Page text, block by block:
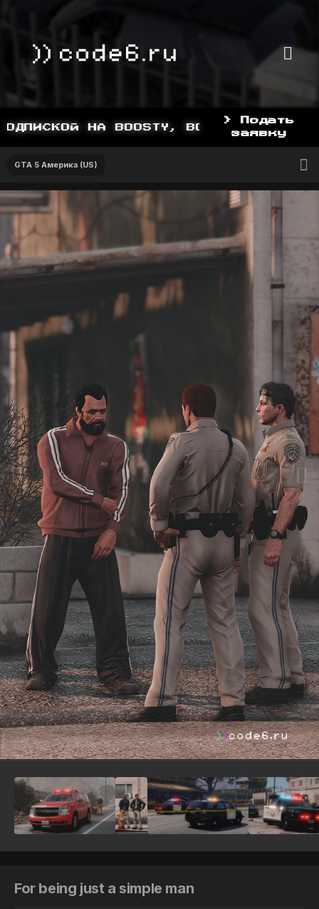
НА BOOSTY, BOOSTY.TO/YDDY
> Подать
заявку
GTA 5 Америка (US)
Инструменты
For being just a simple man